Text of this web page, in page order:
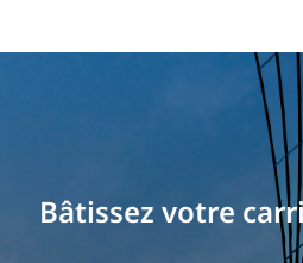
Bâtissez votre